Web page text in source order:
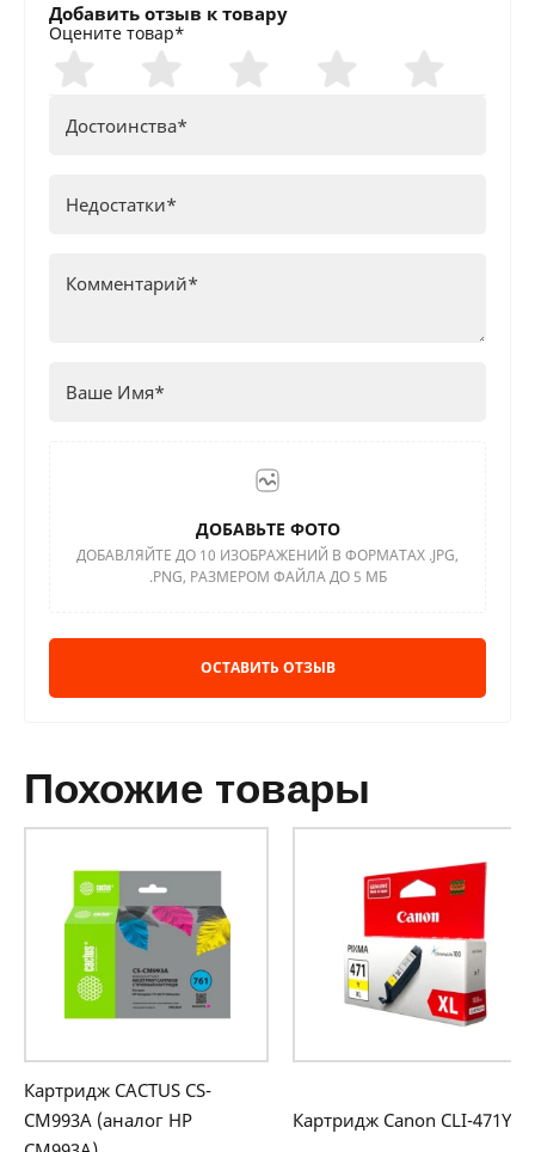
Добавить отзыв к товару
Оцените товар*
ДОБАВЬТЕ ФОТО
ДОБАВЛЯЙТЕ ДО 10 ИЗОБРАЖЕНИЙ В ФОРМАТАХ .JPG,
.PNG, РАЗМЕРОМ ФАЙЛА ДО 5 МБ
ОСТАВИТЬ ОТЗЫВ
похожие товары
Картридж CACTUS CS-
CM993A (аналог HP
Картридж Canon CLI-471Y XL